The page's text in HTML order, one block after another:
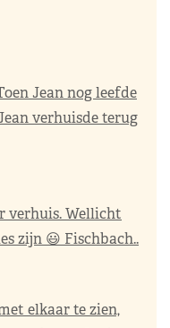
Jean nog leefde
verhuisde terug
verhuis. Wellicht
zijn 😃 Fischbach..
elkaar te zien,